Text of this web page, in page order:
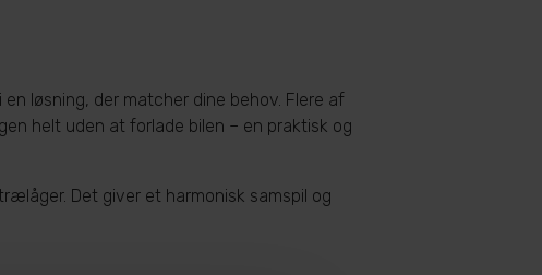
løsning, der matcher dine behov. Flere af
helt uden at forlade bilen – en praktisk og
Det giver et harmonisk samspil og